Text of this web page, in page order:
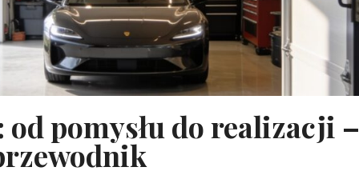
pomysłu do realizacji –